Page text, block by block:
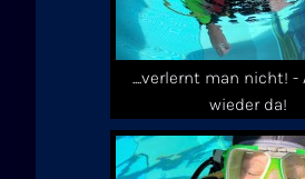
....verlernt man nicht! -
wieder da!